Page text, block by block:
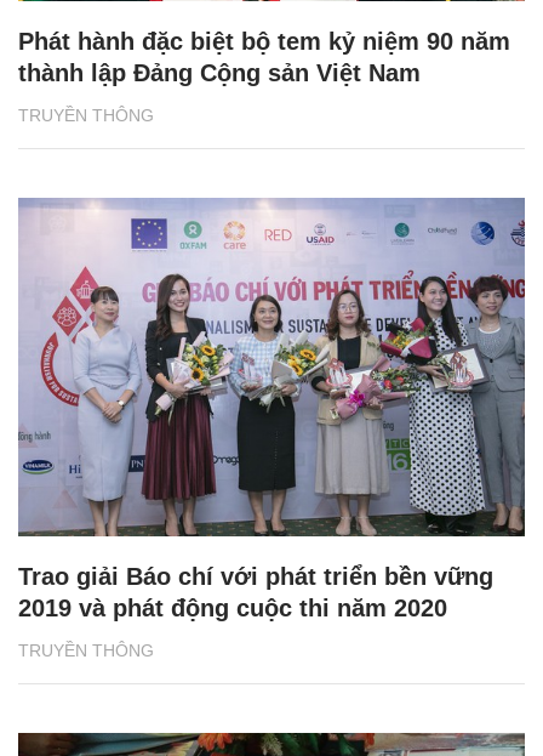
TRUYỀN THÔNG
Phát hành đặc biệt bộ tem kỷ niệm 90 năm
thành lập Đảng Cộng sản Việt Nam
TRUYỀN THÔNG
Trao giải Báo chí với phát triển bền vững
2019 và phát động cuộc thi năm 2020